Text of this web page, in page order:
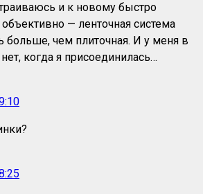
и к новому быстро
— ленточная система
больше, чем плиточная. И у меня в
когда я присоединилась…